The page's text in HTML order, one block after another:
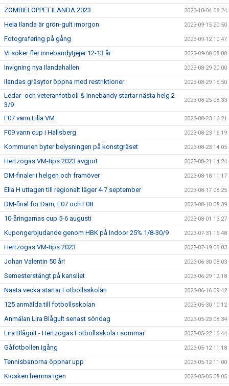
ZOMBIELOPPET ILANDA 2023 2023-10-04 08:24
Hela Ilanda är grön-gult imorgon 2023-09-15 20:50
Fotografering på gång 2023-09-12 10:47
Vi söker fler innebandytjejer 12-13 år 2023-09-08 08:08
Invigning nya Ilandahallen 2023-08-29 20:00
Ilandas gräsytor öppna med restriktioner 2023-08-29 15:50
Ledar- och veteranfotboll & Innebandy startar nästa helg 2-
3/9
2023-08-25 08:33
F07 vann Lilla VM 2023-08-23 16:21
F09 vann cup i Hallsberg 2023-08-23 16:19
Kommunen byter belysningen på konstgräset 2023-08-23 14:05
Hertzögas VM-tips 2023 avgjort 2023-08-21 14:24
DM-finaler i helgen och framöver 2023-08-18 11:17
Ella H uttagen till regionalt läger 4-7 september 2023-08-17 08:25
DM-final för Dam, F07 och F08 2023-08-10 08:39
10-åringarnas cup 5-6 augusti 2023-08-01 13:27
Kupongerbjudande genom HBK på Indoor 25% 1/8-30/9 2023-07-31 16:48
Hertzögas VM-tips 2023 2023-07-19 08:03
Johan Valentin 50 år! 2023-06-30 08:03
Semesterstängt på kansliet 2023-06-29 12:18
Nästa vecka startar Fotbollsskolan 2023-06-16 09:42
125 anmälda till fotbollsskolan 2023-05-30 10:12
Anmälan Lira Blågult senast söndag 2023-05-23 08:34
Lira Blågult - Hertzögas Fotbollsskola i sommar 2023-05-22 16:44
Gåfotbollen igång 2023-05-12 11:18
Tennisbanorna öppnar upp 2023-05-12 11:00
Kiosken hemma igen 2023-05-05 08:05